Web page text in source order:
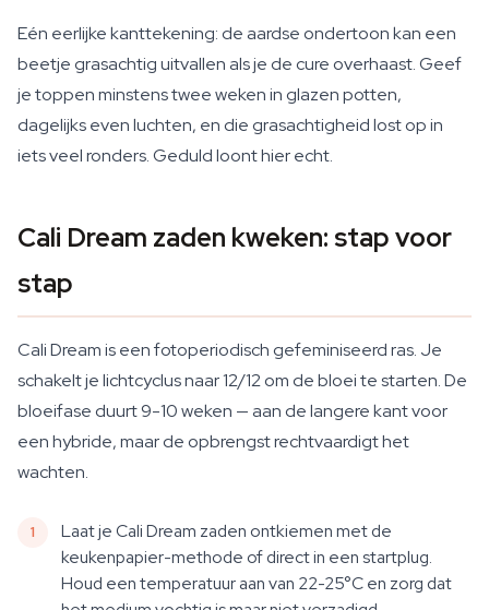
Eén eerlijke kanttekening: de aardse ondertoon kan een
beetje grasachtig uitvallen als je de cure overhaast. Geef
je toppen minstens twee weken in glazen potten,
dagelijks even luchten, en die grasachtigheid lost op in
iets veel ronders. Geduld loont hier echt.
Cali Dream zaden kweken: stap voor
stap
Cali Dream is een fotoperiodisch gefeminiseerd ras. Je
schakelt je lichtcyclus naar 12/12 om de bloei te starten. De
bloeifase duurt 9-10 weken — aan de langere kant voor
een hybride, maar de opbrengst rechtvaardigt het
wachten.
Laat je Cali Dream zaden ontkiemen met de
keukenpapier-methode of direct in een startplug.
Houd een temperatuur aan van 22-25°C en zorg dat